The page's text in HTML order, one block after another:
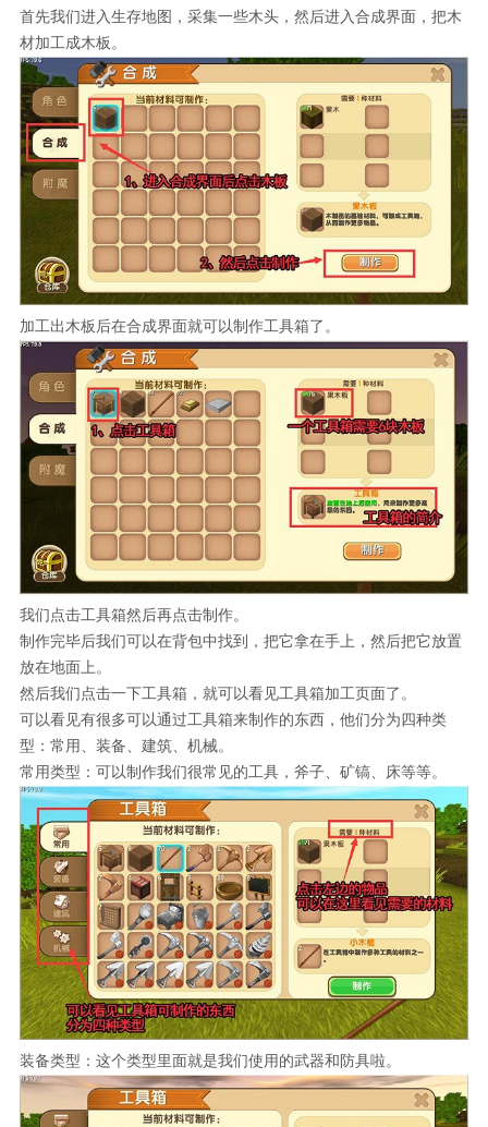
首先我们进入生存地图，采集一些木头，然后进入合成界面，把木
材加工成木板。
加工出木板后在合成界面就可以制作工具箱了。
我们点击工具箱然后再点击制作。
制作完毕后我们可以在背包中找到，把它拿在手上，然后把它放置
放在地面上。
然后我们点击一下工具箱，就可以看见工具箱加工页面了。
可以看见有很多可以通过工具箱来制作的东西，他们分为四种类
型：常用、装备、建筑、机械。
常用类型：可以制作我们很常见的工具，斧子、矿镐、床等等。
装备类型：这个类型里面就是我们使用的武器和防具啦。